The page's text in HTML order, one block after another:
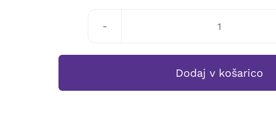
Hannah
EICHMANN
Dodaj v košarico